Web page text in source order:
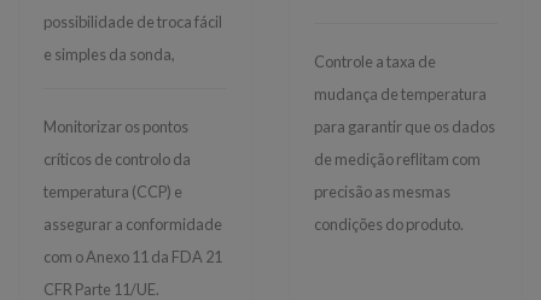
possibilidade de troca fácil
e simples da sonda,
Monitorizar os pontos
críticos de controlo da
temperatura (CCP) e
assegurar a conformidade
com o Anexo 11 da FDA 21
CFR Parte 11/UE.
Controle a taxa de
mudança de temperatura
para garantir que os dados
de medição reflitam com
precisão as mesmas
condições do produto.